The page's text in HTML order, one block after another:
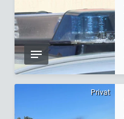
Privat